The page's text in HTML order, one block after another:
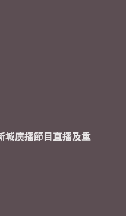
城廣播節目直播及重